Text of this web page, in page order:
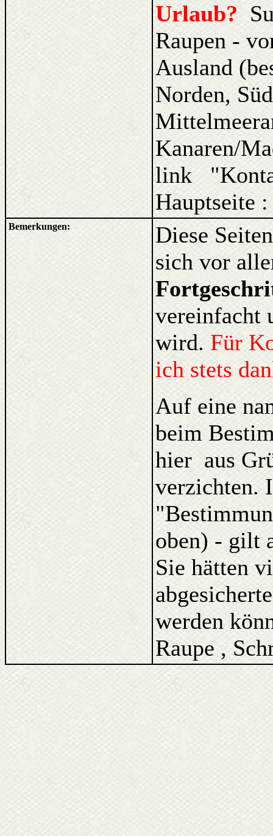
Urlaub?
Raupen -
Ausland
Norden,
Kanaren/
link
Hauptseite
Bemerkungen:
Diese
sich vor
vereinfacht
wird. Für
ich stets
Auf eine
beim
hier aus
verzichten.
oben) - gilt
Sie hätten
werden
Raupe ,